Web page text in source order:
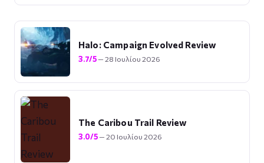
Halo: Campaign Evolved Review
3.7/5— 28 Ιουλίου 2026
The Caribou Trail Review
3.0/5— 20 Ιουλίου 2026